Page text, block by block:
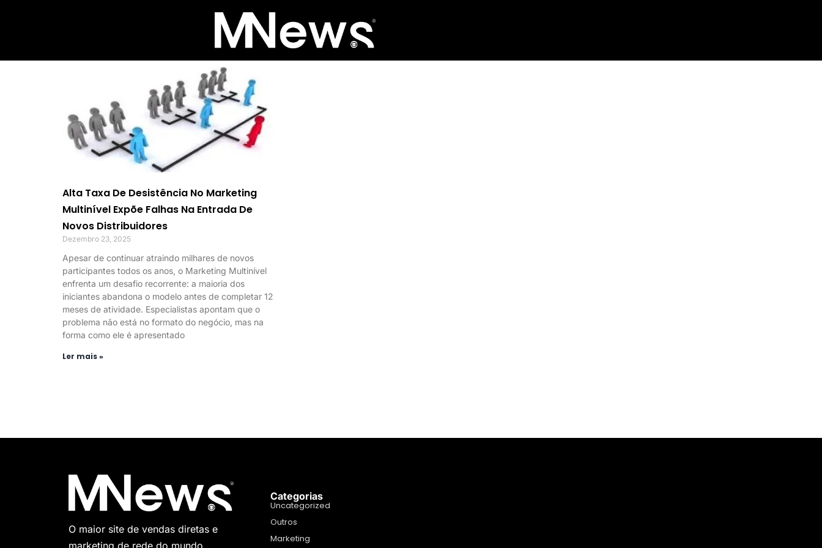
Alta Taxa De Desistência No Marketing
Multinível Expõe Falhas Na Entrada De
Novos Distribuidores
Dezembro 23, 2025
Apesar de continuar atraindo milhares de novos
participantes todos os anos, o Marketing Multinível
enfrenta um desafio recorrente: a maioria dos
iniciantes abandona o modelo antes de completar 12
meses de atividade. Especialistas apontam que o
problema não está no formato do negócio, mas na
forma como ele é apresentado
Ler mais »
O maior site de vendas diretas e
Categorias
Uncategorized
Outros
Marketing